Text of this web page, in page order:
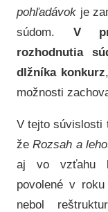
pohľadávok je
súdom. V
rozhodnutia
dlžníka konkurz
možnosti
V tejto súvislosti
žeRozsah a
aj vo vzťahu k
povolené v
nebol